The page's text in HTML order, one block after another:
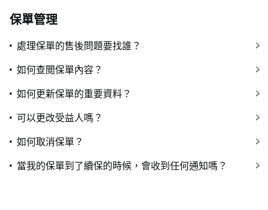
保單管理
處理保單的售後問題要找誰？
如何查閲保單內容？
如何更新保單的重要資料？
可以更改受益人嗎？
如何取消保單？
當我的保單到了續保的時候，會收到任何通知嗎？